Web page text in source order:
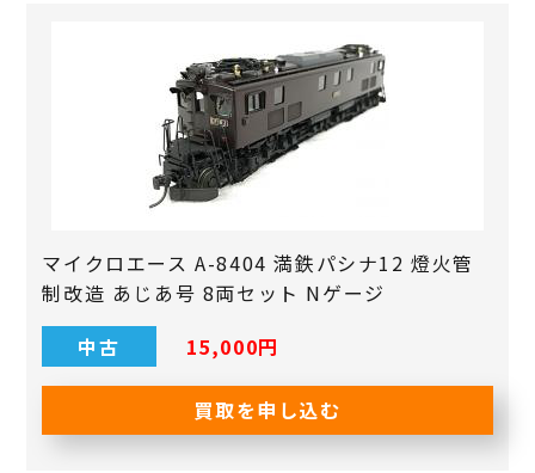
マイクロエース A-8404 満鉄パシナ12 燈火管
制改造 あじあ号 8両セット Nゲージ
中古
15,000‬円
買取を申し込む